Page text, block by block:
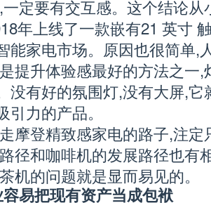
定要有交互感。这个结论从
年上线了一款嵌有21 英寸
能家电市场。原因也很简单,
提升体验感最好的方法之一
没有好的氛围灯,没有大屏,
引力的产品。
摩登精致感家电的路子,注定
径和咖啡机的发展路径也有
机的问题就是显而易见的。
易把现有资产当成包袱